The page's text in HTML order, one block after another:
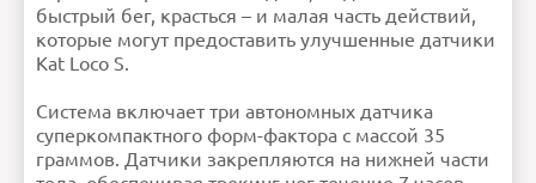
быстрый бег, красться – и малая часть действий,
которые могут предоставить улучшенные датчики
Kat Loco S.
Система включает три автономных датчика
суперкомпактного форм-фактора с массой 35
граммов. Датчики закрепляются на нижней части
Материал
корпуса
ABS
Продолжить